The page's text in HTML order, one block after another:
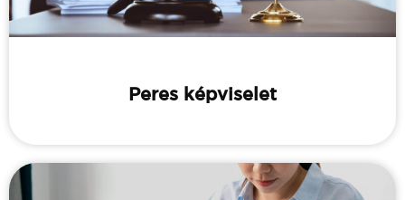
Peres képviselet